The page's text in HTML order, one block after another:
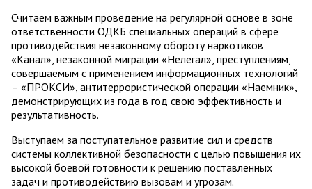
Считаем важным проведение на регулярной основе в зоне
ответственности ОДКБ специальных операций в сфере
противодействия незаконному обороту наркотиков
«Канал», незаконной миграции «Нелегал», преступлениям,
совершаемым с применением информационных технологий
– «ПРОКСИ», антитеррористической операции «Наемник»,
демонстрирующих из года в год свою эффективность и
результативность.
Выступаем за поступательное развитие сил и средств
системы коллективной безопасности с целью повышения их
высокой боевой готовности к решению поставленных
задач и противодействию вызовам и угрозам.